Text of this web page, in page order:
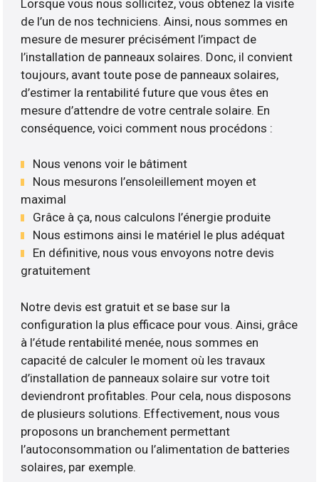
Lorsque vous nous sollicitez, vous obtenez la visite
de l’un de nos techniciens. Ainsi, nous sommes en
mesure de mesurer précisément l’impact de
l’installation de panneaux solaires. Donc, il convient
toujours, avant toute pose de panneaux solaires,
d’estimer la rentabilité future que vous êtes en
mesure d’attendre de votre centrale solaire. En
conséquence, voici comment nous procédons :
Nous venons voir le bâtiment
Nous mesurons l’ensoleillement moyen et
maximal
Grâce à ça, nous calculons l’énergie produite
Nous estimons ainsi le matériel le plus adéquat
En définitive, nous vous envoyons notre devis
gratuitement
Notre devis est gratuit et se base sur la
configuration la plus efficace pour vous. Ainsi, grâce
à l’étude rentabilité menée, nous sommes en
capacité de calculer le moment où les travaux
d’installation de panneaux solaire sur votre toit
deviendront profitables. Pour cela, nous disposons
de plusieurs solutions. Effectivement, nous vous
proposons un branchement permettant
l’autoconsommation ou l’alimentation de batteries
solaires, par exemple.